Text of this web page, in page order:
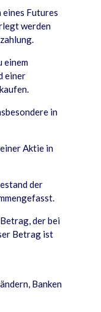
eines Futures
werden
einem
einer
in
Aktie in
der
der bei
Betrag ist
Banken